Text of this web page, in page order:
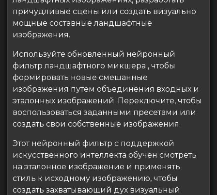
причудливые сцены или создать визуально
мощные составные ландшафтные
изображения.
Используйте обновленный нейронный
фильтр ландшафтного микшера , чтобы
формировать новые смешанные
изображения путем объединения входных и
эталонных изображений. Переключите, чтобы
воспользоваться заданными пресетами или
создать свои собственные изображения.
Этот нейронный фильтр с поддержкой
искусственного интеллекта обучен смотреть
на эталонное изображение и применять
стиль к исходному изображению, чтобы
создать захватывающий дух визуальный